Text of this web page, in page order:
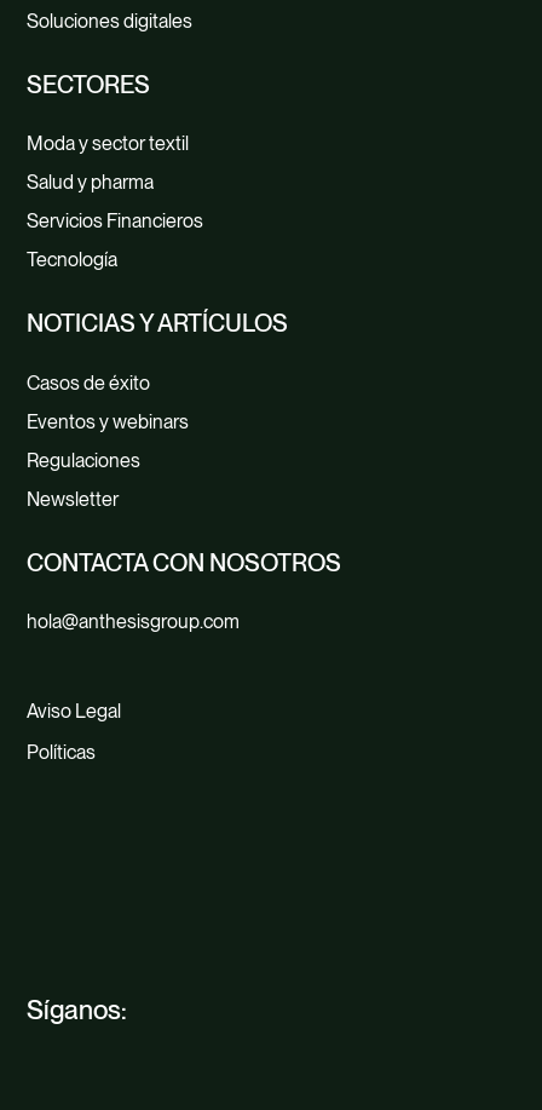
Síganos:
Soluciones digitales
SECTORES
Moda y sector textil
Salud y pharma
Servicios Financieros
Tecnología
NOTICIAS Y ARTÍCULOS
Casos de éxito
Eventos y webinars
Regulaciones
Newsletter
CONTACTA CON NOSOTROS
hola@anthesisgroup.com
Aviso Legal
Políticas